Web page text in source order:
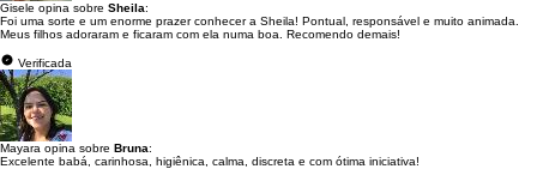
Gisele opina sobre Sheila:
Foi uma sorte e um enorme prazer conhecer a Sheila! Pontual, responsável e muito animada.
Meus filhos adoraram e ficaram com ela numa boa. Recomendo demais!
Verificada
Mayara opina sobre Bruna:
Excelente babá, carinhosa, higiênica, calma, discreta e com ótima iniciativa!